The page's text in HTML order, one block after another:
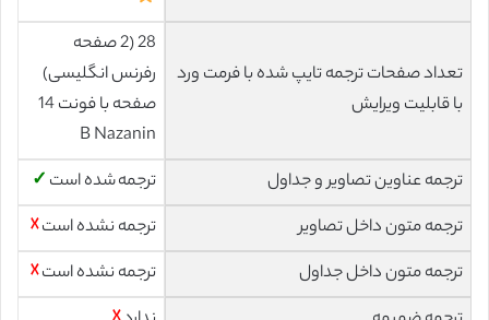
تعداد صفحات ترجمه تایپ شده با فرمت ورد
با قابلیت ویرایش
28 (2 صفحه
رفرنس انگلیسی)
صفحه با فونت 14
B Nazanin
ترجمه عناوین تصاویر و جداول
ترجمه شده است ✓
ترجمه متون داخل تصاویر
ترجمه نشده است☓
ترجمه متون داخل جداول
ترجمه نشده است☓